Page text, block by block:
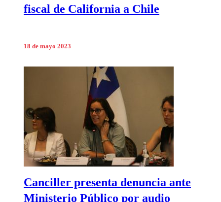
fiscal de California a Chile
18 de mayo 2023
Canciller presenta denuncia ante
Ministerio Público por audio